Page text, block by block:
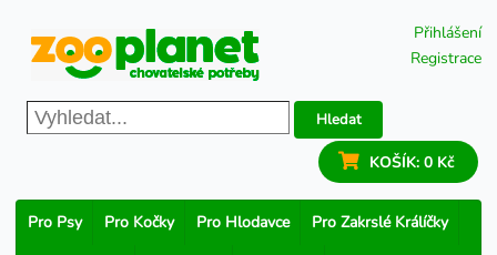
Přihlášení
Registrace
Hledat
KOŠÍK: 0 Kč
Pro Psy Pro Kočky Pro Hlodavce Pro Zakrslé Králíčky